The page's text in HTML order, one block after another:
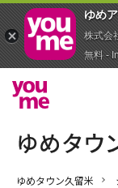
ゆめタウン久留米
ゆめ
株式会
無料 -